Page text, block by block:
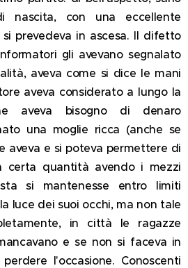
nascita, con una eccellente
prevedeva in ascesa. Il difetto
gli avevano segnalato
aveva come si dice le mani
aveva considerato a lungo la
aveva bisogno di denaro
una moglie ricca (anche se
aveva e si poteva permettere di
certa quantità avendo i mezzi
si mantenesse entro limiti
luce dei suoi occhi, ma non tale
in città le ragazze
e se non si faceva in
l'occasione. Conoscenti